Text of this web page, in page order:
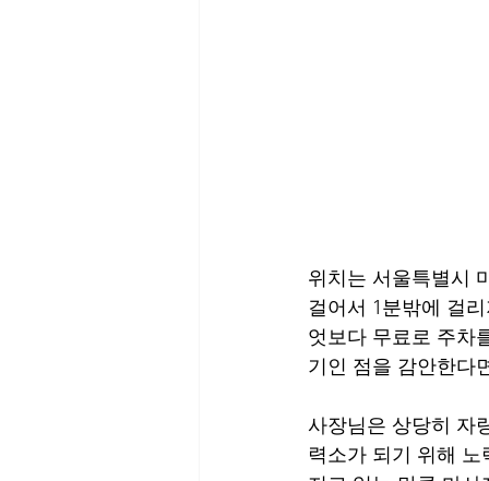
위치는 서울특별시
걸어서 1분밖에 걸
엇보다 무료로 주차
기인 점을 감안한다
사장님은 상당히 자
력소가 되기 위해